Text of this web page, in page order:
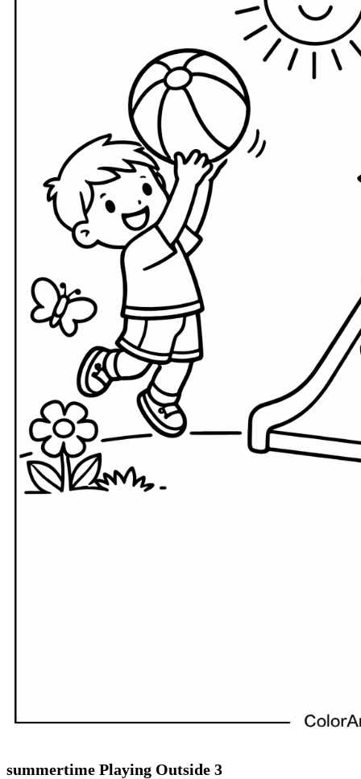
summertime Playing Outside 3